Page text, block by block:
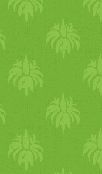
nem forró
a
hogy
az